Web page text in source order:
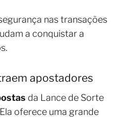
nas transações
a conquistar a
apostadores
da Lance de Sorte
oferece uma grande